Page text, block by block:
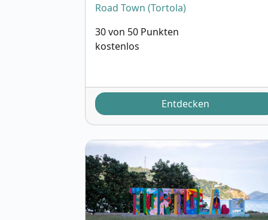
Road Town (Tortola)
30 von 50 Punkten
kostenlos
Entdecken